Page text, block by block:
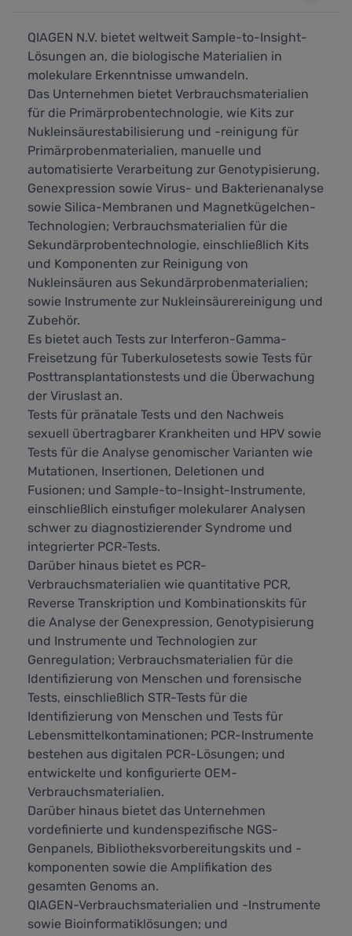
QIAGEN N.V. bietet weltweit Sample-to-Insight-
Lösungen an, die biologische Materialien in
molekulare Erkenntnisse umwandeln.
Das Unternehmen bietet Verbrauchsmaterialien
für die Primärprobentechnologie, wie Kits zur
Nukleinsäurestabilisierung und -reinigung für
Primärprobenmaterialien, manuelle und
automatisierte Verarbeitung zur Genotypisierung,
Genexpression sowie Virus- und Bakterienanalyse
sowie Silica-Membranen und Magnetkügelchen-
Technologien; Verbrauchsmaterialien für die
Sekundärprobentechnologie, einschließlich Kits
und Komponenten zur Reinigung von
Nukleinsäuren aus Sekundärprobenmaterialien;
sowie Instrumente zur Nukleinsäurereinigung und
Zubehör.
Es bietet auch Tests zur Interferon-Gamma-
Freisetzung für Tuberkulosetests sowie Tests für
Posttransplantationstests und die Überwachung
der Viruslast an.
Tests für pränatale Tests und den Nachweis
sexuell übertragbarer Krankheiten und HPV sowie
Tests für die Analyse genomischer Varianten wie
Mutationen, Insertionen, Deletionen und
Fusionen; und Sample-to-Insight-Instrumente,
einschließlich einstufiger molekularer Analysen
schwer zu diagnostizierender Syndrome und
integrierter PCR-Tests.
Darüber hinaus bietet es PCR-
Verbrauchsmaterialien wie quantitative PCR,
Reverse Transkription und Kombinationskits für
die Analyse der Genexpression, Genotypisierung
und Instrumente und Technologien zur
Genregulation; Verbrauchsmaterialien für die
Identifizierung von Menschen und forensische
Tests, einschließlich STR-Tests für die
Identifizierung von Menschen und Tests für
Lebensmittelkontaminationen; PCR-Instrumente
bestehen aus digitalen PCR-Lösungen; und
entwickelte und konfigurierte OEM-
Verbrauchsmaterialien.
Darüber hinaus bietet das Unternehmen
vordefinierte und kundenspezifische NGS-
Genpanels, Bibliotheksvorbereitungskits und -
komponenten sowie die Amplifikation des
gesamten Genoms an.
QIAGEN-Verbrauchsmaterialien und -Instrumente
sowie Bioinformatiklösungen; und